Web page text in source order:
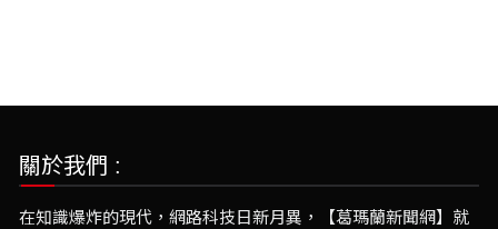
關於我們 :
在知識爆炸的現代，網路科技日新月異，【葛瑪蘭新聞網】就